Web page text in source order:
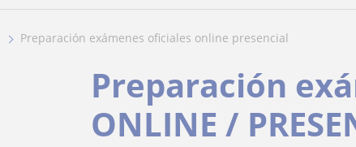
preparación exámenes oficiales online presencial
Preparación
ONLINE /